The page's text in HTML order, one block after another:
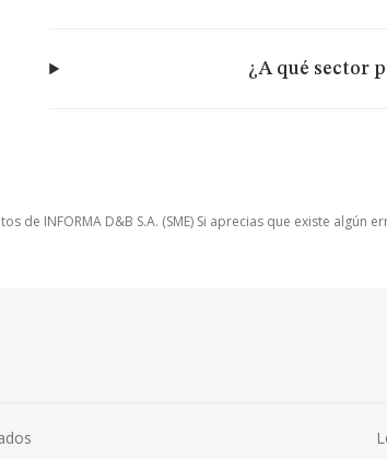
¿A qué sector
de INFORMA D&B S.A. (SME) Si aprecias que existe